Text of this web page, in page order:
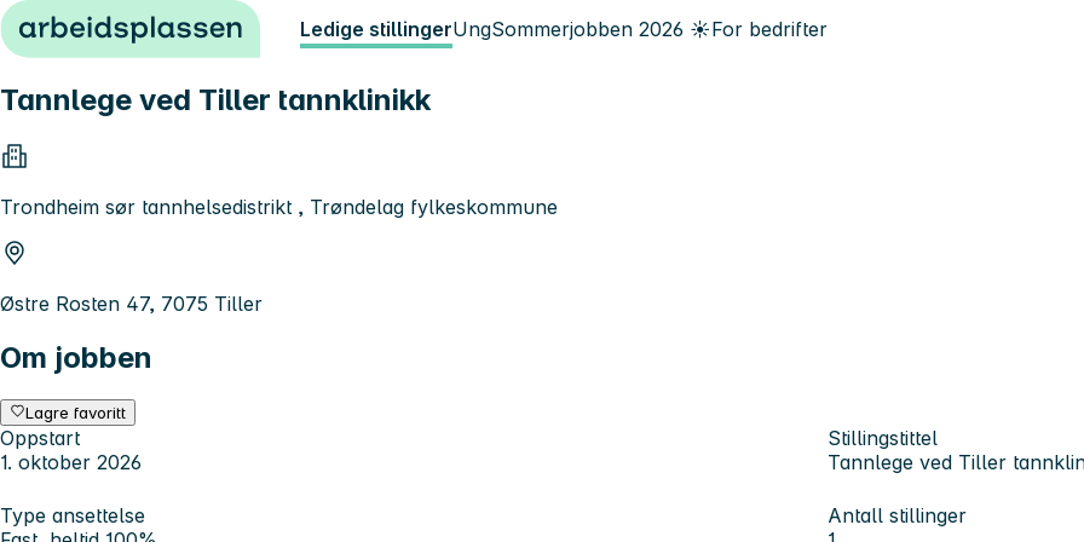
Hopp til innhold Ledige stillingerUngSommerjobben 2026 ☀️For bedrifter
Tannlege ved Tiller tannklinikk
Trondheim sør tannhelsedistrikt , Trøndelag fylkeskommune
Østre Rosten 47, 7075 Tiller
Om jobben
Lagre favoritt
Oppstart
1. oktober 2026
Stillingstittel
Tannlege ved Tiller
Type ansettelse
Antall stillinger